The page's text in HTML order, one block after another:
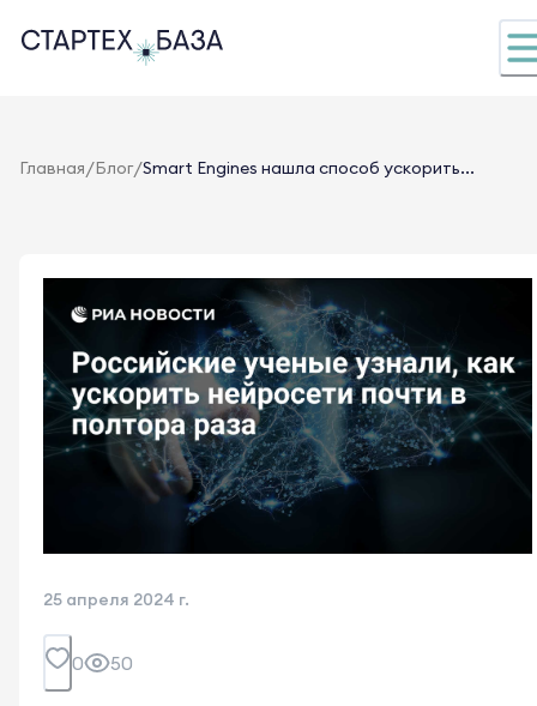
Главная/Блог/Smart Engines нашла способ ускорить...
25 апреля 2024 г.
0 50